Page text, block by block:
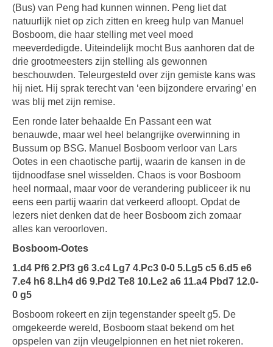
(Bus) van Peng had kunnen winnen. Peng liet dat
natuurlijk niet op zich zitten en kreeg hulp van Manuel
Bosboom, die haar stelling met veel moed
meeverdedigde. Uiteindelijk mocht Bus aanhoren dat de
drie grootmeesters zijn stelling als gewonnen
beschouwden. Teleurgesteld over zijn gemiste kans was
hij niet. Hij sprak terecht van ‘een bijzondere ervaring’ en
was blij met zijn remise.
Een ronde later behaalde En Passant een wat
benauwde, maar wel heel belangrijke overwinning in
Bussum op BSG. Manuel Bosboom verloor van Lars
Ootes in een chaotische partij, waarin de kansen in de
tijdnoodfase snel wisselden. Chaos is voor Bosboom
heel normaal, maar voor de verandering publiceer ik nu
eens een partij waarin dat verkeerd afloopt. Opdat de
lezers niet denken dat de heer Bosboom zich zomaar
alles kan veroorloven.
Bosboom-Ootes
1.d4 Pf6 2.Pf3 g6 3.c4 Lg7 4.Pc3 0-0 5.Lg5 c5 6.d5 e6
7.e4 h6 8.Lh4 d6 9.Pd2 Te8 10.Le2 a6 11.a4 Pbd7 12.0-
0 g5
Bosboom rokeert en zijn tegenstander speelt g5. De
omgekeerde wereld, Bosboom staat bekend om het
opspelen van zijn vleugelpionnen en het niet rokeren.